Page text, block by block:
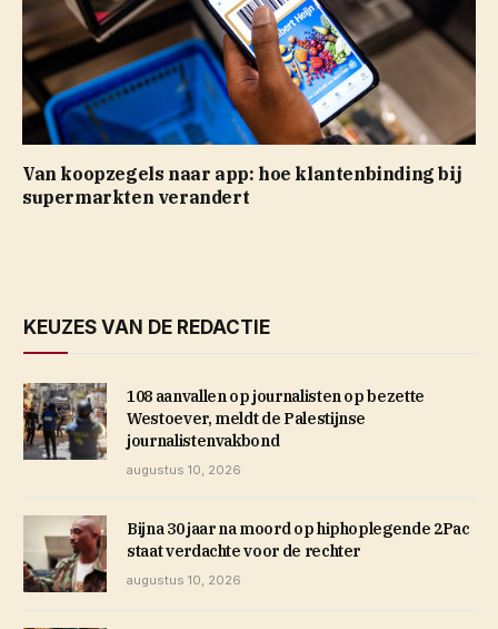
Van koopzegels naar app: hoe klantenbinding bij
supermarkten verandert
KEUZES VAN DE REDACTIE
108 aanvallen op journalisten op bezette
Westoever, meldt de Palestijnse
journalistenvakbond
augustus 10, 2026
Bijna 30 jaar na moord op hiphoplegende 2Pac
staat verdachte voor de rechter
augustus 10, 2026